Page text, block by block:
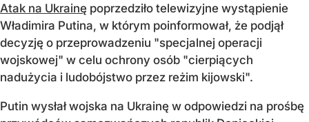
Atak na Ukrainę poprzedziło telewizyjne wystąpienie
Władimira Putina, w którym poinformował, że podjął
decyzję o przeprowadzeniu "specjalnej operacji
wojskowej" w celu ochrony osób "cierpiących
nadużycia i ludobójstwo przez reżim kijowski".
Putin wysłał wojska na Ukrainę w odpowiedzi na prośbę